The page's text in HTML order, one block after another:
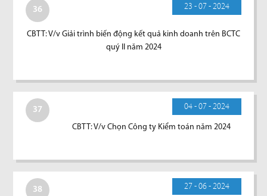
36 23 - 07 - 2024
CBTT: V/v Giải trình biến động kết quả kinh doanh trên BCTC
quý II năm 2024
37 04 - 07 - 2024
CBTT: V/v Chọn Công ty Kiểm toán năm 2024
38 27 - 06 - 2024